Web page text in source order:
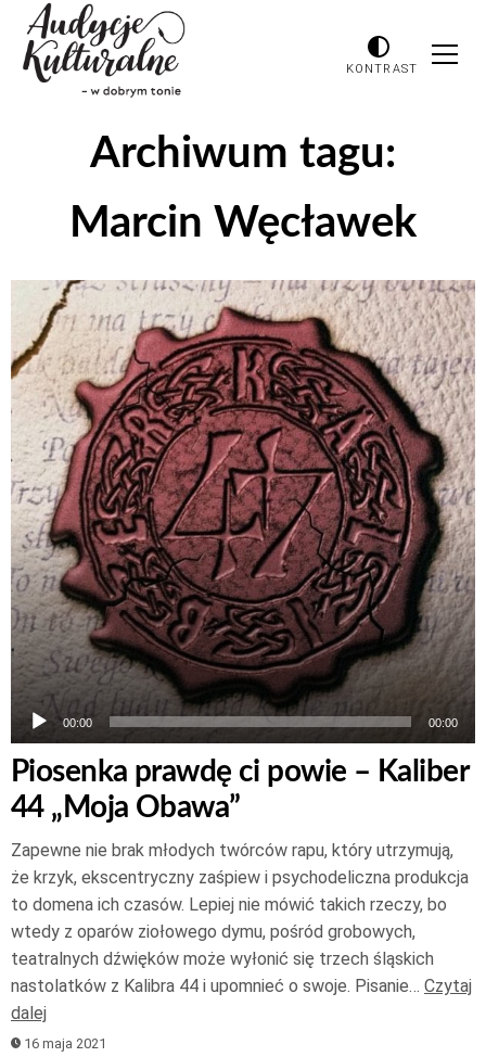
KONTRAST
Archiwum tagu:
Marcin Węcławek
Odtwarzacz
plików
dźwiękowych
00:00 00:00
Piosenka prawdę ci powie – Kaliber
44 „Moja Obawa”
Zapewne nie brak młodych twórców rapu, który utrzymują,
że krzyk, ekscentryczny zaśpiew i psychodeliczna produkcja
to domena ich czasów. Lepiej nie mówić takich rzeczy, bo
wtedy z oparów ziołowego dymu, pośród grobowych,
teatralnych dźwięków może wyłonić się trzech śląskich
nastolatków z Kalibra 44 i upomnieć o swoje. Pisanie… Czytaj
dalej
16 maja 2021